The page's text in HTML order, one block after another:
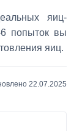
яиц-
попыток вы
яиц.
22.07.2025